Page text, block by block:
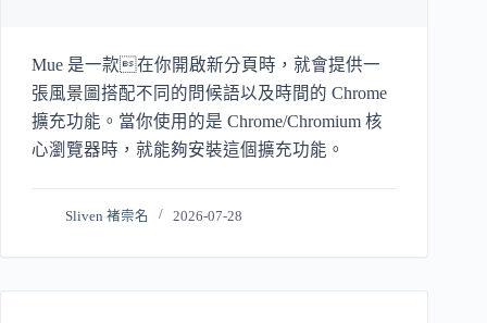
Mue 是一款在你開啟新分頁時，就會提供一
張風景圖搭配不同的問候語以及時間的 Chrome
擴充功能。當你使用的是 Chrome/Chromium 核
心瀏覽器時，就能夠安裝這個擴充功能。
Sliven 褚崇名 2026-07-28